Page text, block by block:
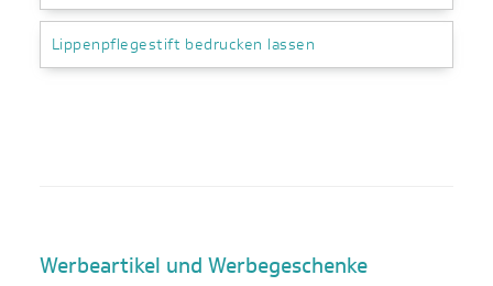
Lippenpflegestift bedrucken lassen
Werbeartikel und Werbegeschenke